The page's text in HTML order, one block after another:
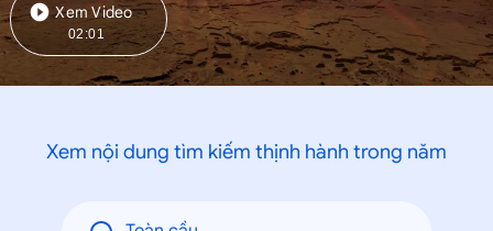
Xem Video
02:01
Xem nội dung tìm kiếm thịnh hành trong năm